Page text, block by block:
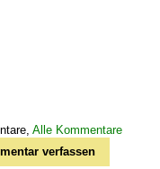
Alle Kommentare
verfassen